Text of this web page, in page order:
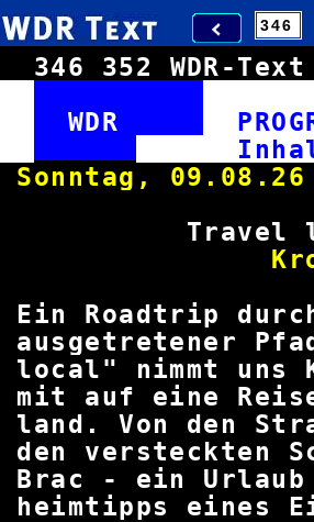
346 352 WDR-
WDR
Sonntag,
Travel
Ein Roadtrip
ausgetretener
local" nimmt uns
mit auf eine
land. Von den
den versteckten
Brac - ein
heimtipps